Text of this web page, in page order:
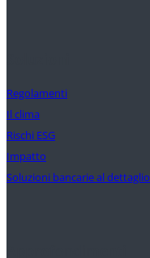
Regolamenti
Il clima
Rischi ESG
Impatto
Soluzioni bancarie al dettaglio